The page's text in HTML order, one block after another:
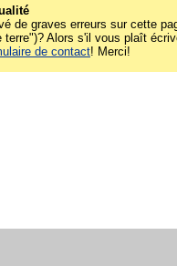
de graves erreurs sur cette
terre")? Alors s'il vous plaît
de contact! Merci!